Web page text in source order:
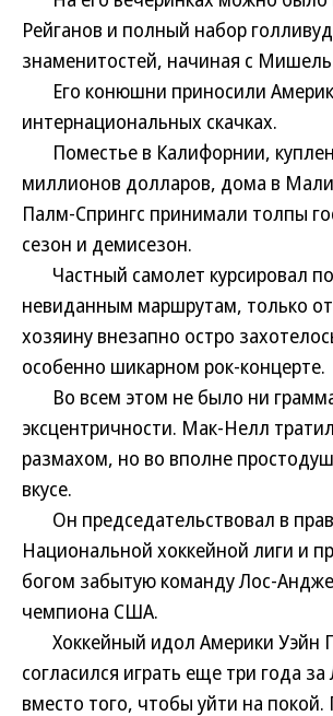
Рейганов и полный набор
знаменитостей, начиная с
Его конюшни приносили
интернациональных скачках.
Поместье в Калифорнии,
миллионов долларов, дома в
Палм-Спрингс принимали толпы
сезон и демисезон.
Частный самолет курсировал
невиданным маршрутам, только
хозяину внезапно остро
особенно шикарном рок-концерте.
Во всем этом не было ни
эксцентричности. Мак-Нелл
размахом, но во вполне
вкусе.
Он председательствовал в
Национальной хоккейной лиги и
богом забытую команду Лос-
чемпиона США.
Хоккейный идол Америки Уэйн
согласился играть еще три года
вместо того, чтобы уйти на покой.